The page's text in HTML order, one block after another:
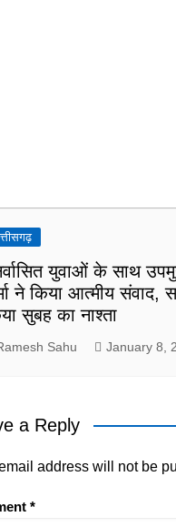
युवाओं के साथ
ने किया आत्मीय संवाद,
सुबह का नाश्ता
Sahu January 8,
a Reply
address will not be
*